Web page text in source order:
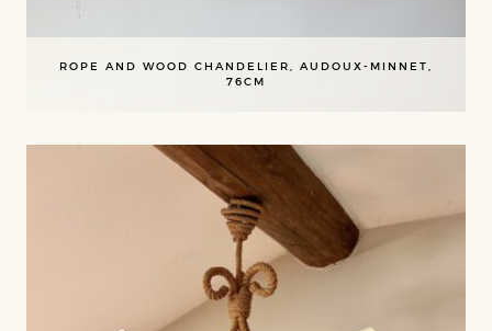
ROPE AND WOOD CHANDELIER, AUDOUX-MINNET,
76CM